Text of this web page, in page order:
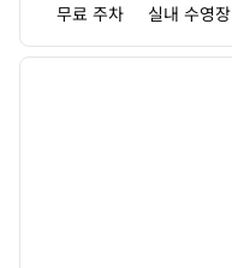
무료 주차 실내 수영장
1/12